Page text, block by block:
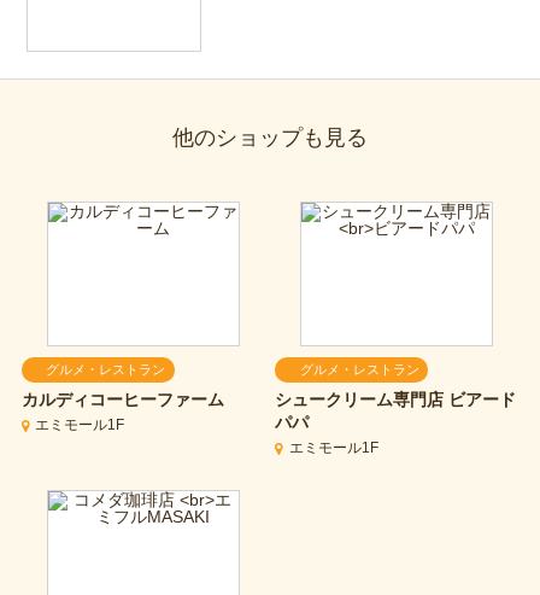
他のショップも見る
グルメ・レストラン
カルディコーヒーファーム
エミモール1F
グルメ・レストラン
シュークリーム専門店 ビアード
パパ
エミモール1F